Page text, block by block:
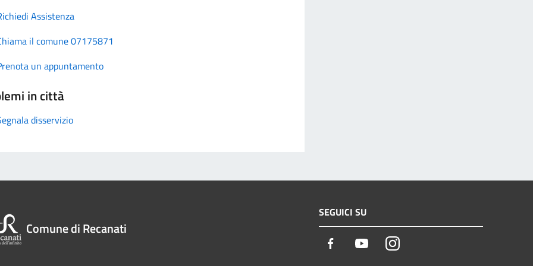
Assistenza
il comune 07175871
un appuntamento
in città
disservizio
Comune di Recanati
SEGUICI SU
Facebook YoutubeInstagram